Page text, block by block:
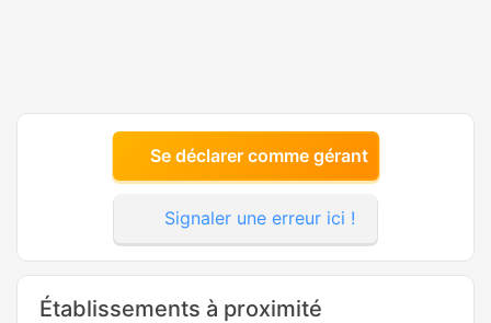
Se déclarer comme gérant
Signaler une erreur ici !
Établissements à proximité